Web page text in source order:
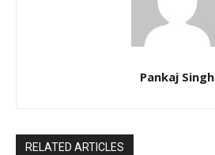
Pankaj Singh
RELATED ARTICLES